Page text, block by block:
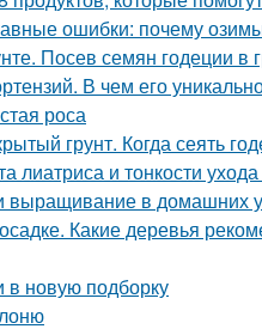
ошибки: почему
Посев семян годеции в
В чем его
роса
грунт. Когда сеять
лиатриса и тонкости
выращивание в домашних
Какие деревья
в новую подборку